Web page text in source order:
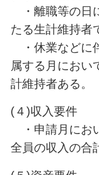
・離職等の日
たる生計維持者
・休業などに
属する月におい
計維持者ある。
(４)収入要件
・申請月にお
全員の収入の合